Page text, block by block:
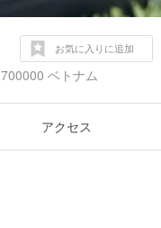
ベトナム
お気に入りに追加
アクセス